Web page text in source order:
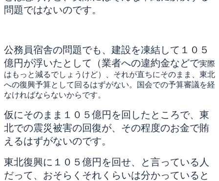
問題ではないのです。
公務員宿舎の問題でも、建設を凍結して１０５
億円が浮いたとして（業者への違約金などで実際
はもっと減るでしょうけど）、それが直ちにそのまま、東北
への復興予算として回るはずがない。国会での予算審議を経
なければならないからです。
仮にそのまま１０５億円を回したところで、東
北での震災被害の回復が、その程度のお金で賄
えるはずがないのです。
東北復興に１０５億円を回せ、と言っている人
だって、おそらくそれくらいは分かっていると